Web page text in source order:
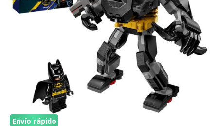
Envío rápido